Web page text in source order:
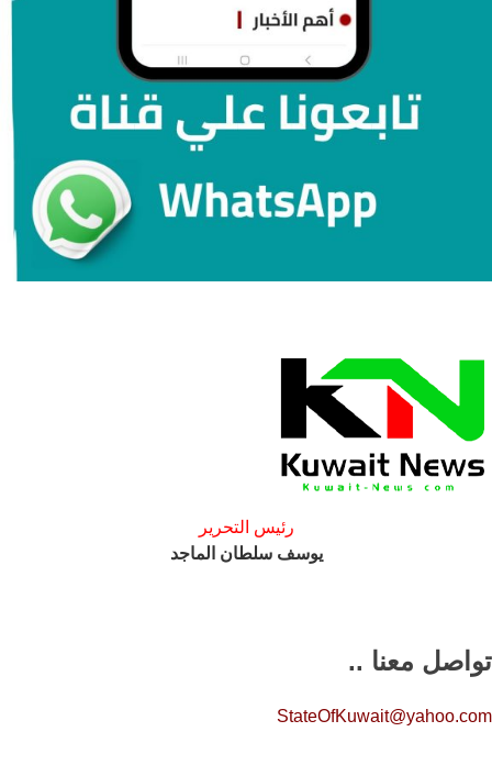
رئيس التحرير
يوسف سلطان الماجد
تواصل معنا ..
StateOfKuwait@yahoo.com